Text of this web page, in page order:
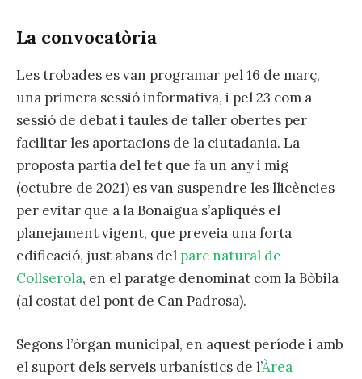
La convocatòria
Les trobades es van programar pel 16 de març,
una primera sessió informativa, i pel 23 com a
sessió de debat i taules de taller obertes per
facilitar les aportacions de la ciutadania. La
proposta partia del fet que fa un any i mig
(octubre de 2021) es van suspendre les llicències
per evitar que a la Bonaigua s’apliqués el
planejament vigent, que preveia una forta
edificació, just abans del parc natural de
Collserola, en el paratge denominat com la Bòbila
(al costat del pont de Can Padrosa).
Segons l’òrgan municipal, en aquest període i amb
el suport dels serveis urbanístics de l’Àrea